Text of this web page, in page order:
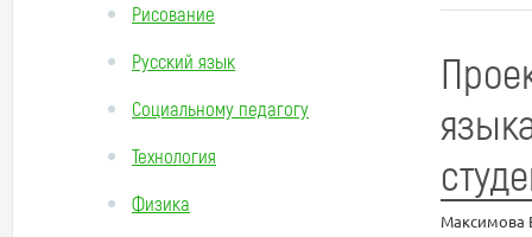
Рисование
Русский язык
Социальному педагогу
Технология
Физика
Максимова